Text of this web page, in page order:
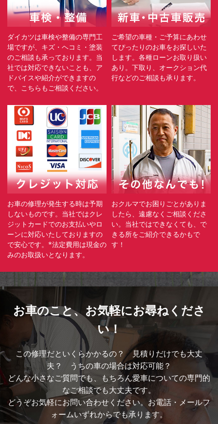
ダイカツは車検や整備の専門工
場ですが、キズ・ヘコミ・塗装
のご相談も承っております。当
社では対応できないことも、ア
ドバイスや紹介ができますの
で、こちらもご相談ください。
ご希望の車種・ご予算にあわせ
てぴったりのお車をお探しいた
します。各種ローンお取り扱い
あり。下取り、オークション代
行などのご相談も承ります。
お車の修理が発生する時は予期
しないものです。当社ではクレ
ジットカードでのお支払いやロ
ーンに対応いたしておりますの
で安心です。*法定費用は現金の
みのお取扱いとなります。
おクルマでお困りごとがありま
したら、遠慮なくご相談くださ
い。当社ではできなくても、で
きる所をご紹介できるかもで
す！
お車のこと、 お気軽にお尋ねくださ
い！
この修理だといくらかかるの？ 見積りだけでも大丈
夫？ うちの車の場合は対応可能？
どんな小さなご質問でも、もちろん愛車についての専門的
なご相談でも大丈夫です。
どうぞお気軽にお問い合わせください。お電話・メールフ
ォームいずれからでも承ります。